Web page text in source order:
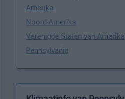
Amerika
Noord-Amerika
Verenigde Staten van Amerika
Pennsylvania